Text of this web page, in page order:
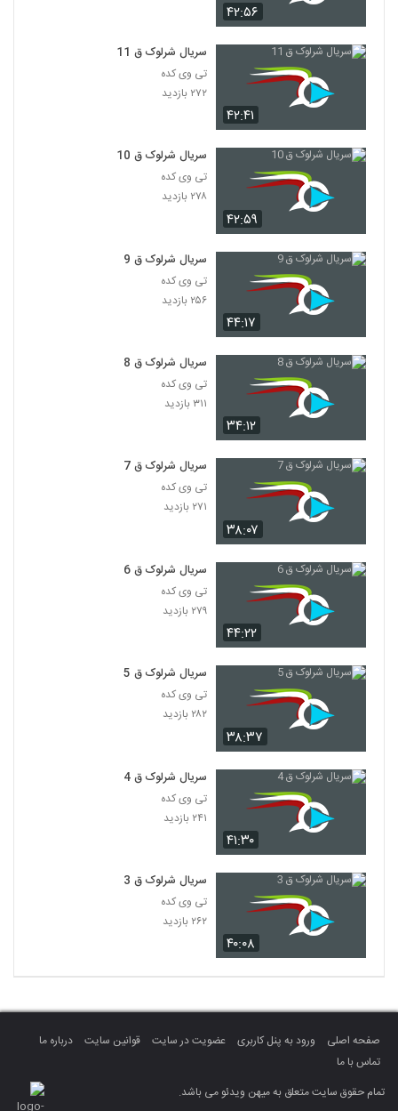
۴۲:۵۶
۴۲:۴۱
سریال شرلوک ق 11
تی وی کده
۲۷۲ بازدید
۴۲:۵۹
سریال شرلوک ق 10
تی وی کده
۲۷۸ بازدید
۴۴:۱۷
سریال شرلوک ق 9
تی وی کده
۲۵۶ بازدید
۳۴:۱۲
سریال شرلوک ق 8
تی وی کده
۳۱۱ بازدید
۳۸:۰۷
سریال شرلوک ق 7
تی وی کده
۲۷۱ بازدید
۴۴:۲۲
سریال شرلوک ق 6
تی وی کده
۲۷۹ بازدید
۳۸:۳۷
سریال شرلوک ق 5
تی وی کده
۲۸۲ بازدید
۴۱:۳۰
سریال شرلوک ق 4
تی وی کده
۲۴۱ بازدید
۴۰:۰۸
سریال شرلوک ق 3
تی وی کده
۲۶۲ بازدید
صفحه اصلی ورود به پنل کاربری عضویت در سایت قوانین سایت
درباره ما
تماس با ما
تمام حقوق سایت متعلق به میهن ویدئو می باشد.